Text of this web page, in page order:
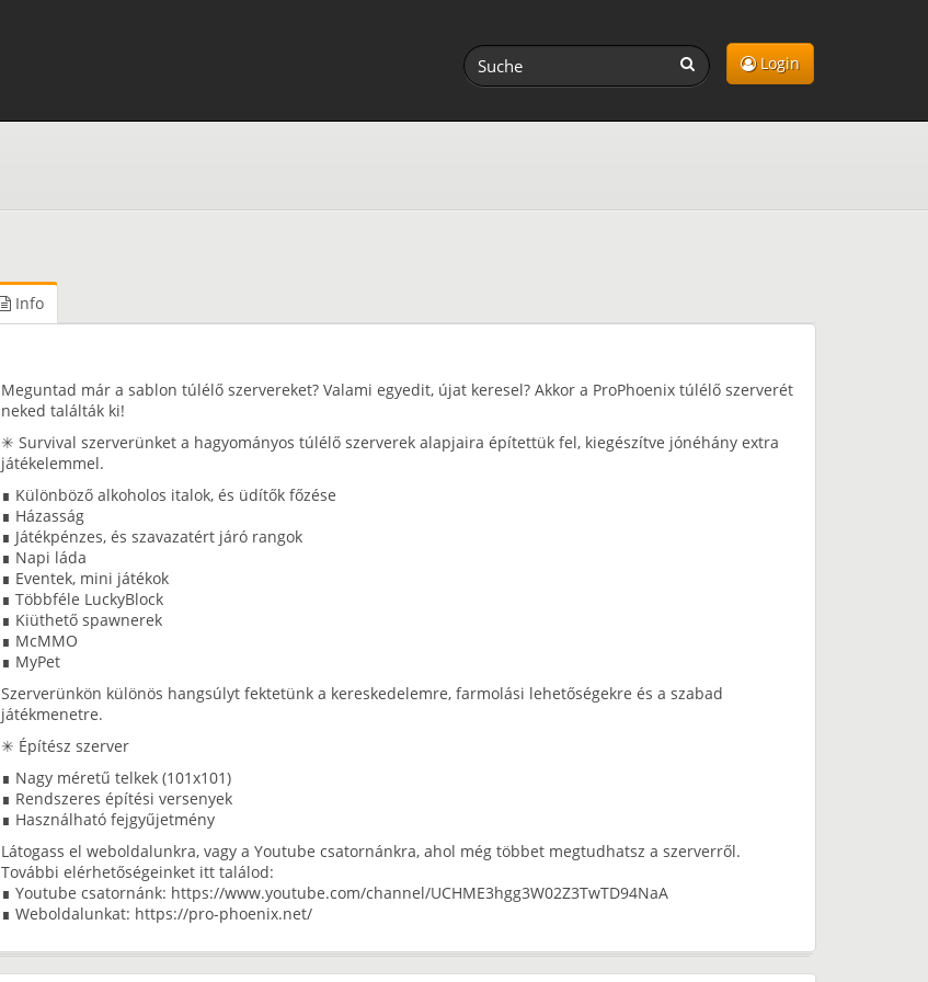
Login
Info
Meguntad már a sablon túlélő szervereket? Valami egyedit, újat keresel? Akkor a ProPhoenix túlélő szerverét
neked találták ki!
✳ Survival szerverünket a hagyományos túlélő szerverek alapjaira építettük fel, kiegészítve jónéhány extra
játékelemmel.
∎ Különböző alkoholos italok, és üdítők főzése
∎ Házasság
∎ Játékpénzes, és szavazatért járó rangok
∎ Napi láda
∎ Eventek, mini játékok
∎ Többféle LuckyBlock
∎ Kiüthető spawnerek
∎ McMMO
∎ MyPet
Szerverünkön különös hangsúlyt fektetünk a kereskedelemre, farmolási lehetőségekre és a szabad
játékmenetre.
✳ Építész szerver
∎ Nagy méretű telkek (101x101)
∎ Rendszeres építési versenyek
∎ Használható fejgyűjetmény
Látogass el weboldalunkra, vagy a Youtube csatornánkra, ahol még többet megtudhatsz a szerverről.
További elérhetőségeinket itt találod:
∎ Youtube csatornánk: https://www.youtube.com/channel/UCHME3hgg3W02Z3TwTD94NaA
∎ Weboldalunkat: https://pro-phoenix.net/